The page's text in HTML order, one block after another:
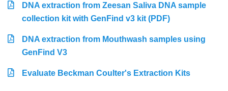
DNA extraction from Zeesan Saliva DNA sample
collection kit with GenFind v3 kit (PDF)
DNA extraction from Mouthwash samples using
GenFind V3
Evaluate Beckman Coulter's Extraction Kits